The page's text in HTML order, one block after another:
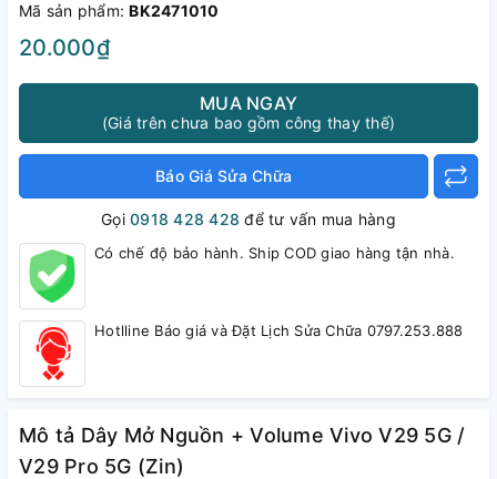
Mã sản phẩm:BK2471010
20.000₫
MUA NGAY
(Giá trên chưa bao gồm công thay thế)
Báo Giá Sửa Chữa
Gọi0918 428 428 để tư vấn mua hàng
Có chế độ bảo hành. Ship COD giao hàng tận nhà.
Hotlline Báo giá và Đặt Lịch Sửa Chữa 0797.253.888
Mô tả Dây Mở Nguồn + Volume Vivo V29 5G /
V29 Pro 5G (Zin)